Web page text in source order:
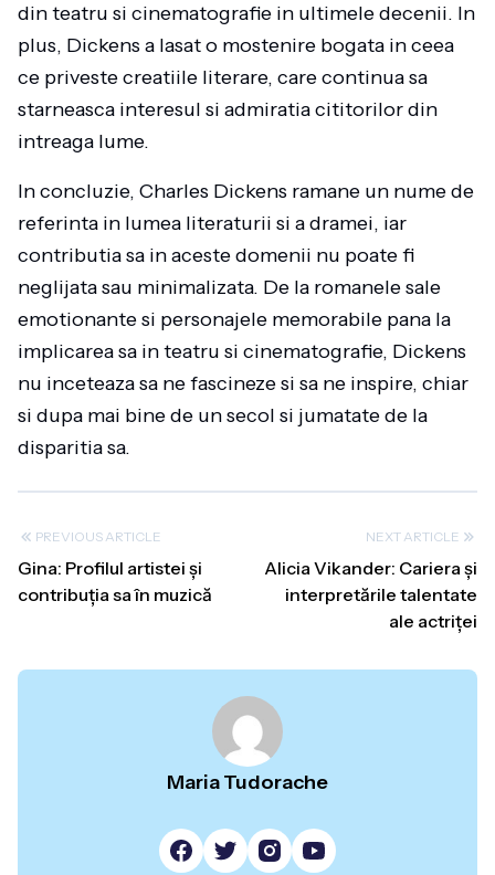
din teatru si cinematografie in ultimele decenii. In
plus, Dickens a lasat o mostenire bogata in ceea
ce priveste creatiile literare, care continua sa
starneasca interesul si admiratia cititorilor din
intreaga lume.
In concluzie, Charles Dickens ramane un nume de
referinta in lumea literaturii si a dramei, iar
contributia sa in aceste domenii nu poate fi
neglijata sau minimalizata. De la romanele sale
emotionante si personajele memorabile pana la
implicarea sa in teatru si cinematografie, Dickens
nu inceteaza sa ne fascineze si sa ne inspire, chiar
si dupa mai bine de un secol si jumatate de la
disparitia sa.
PREVIOUS ARTICLE
Gina: Profilul artistei și
contribuția sa în muzică
NEXT ARTICLE
Alicia Vikander: Cariera și
interpretările talentate
ale actriței
Maria Tudorache